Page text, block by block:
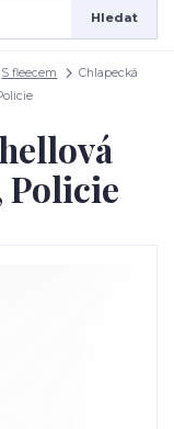
Hledat
S fleecem
Chlapecká
Policie